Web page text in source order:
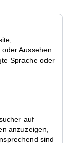
Aussehen
Sprache oder
auf
anzuzeigen,
sind